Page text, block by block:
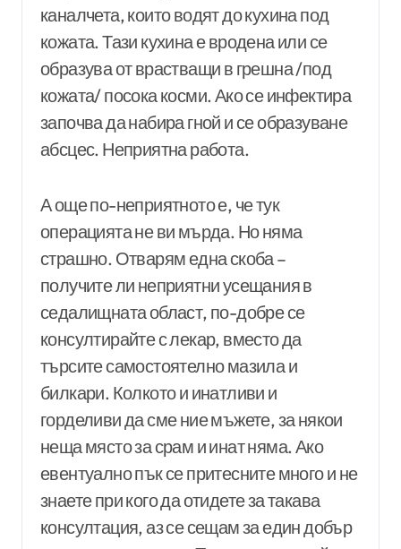
каналчета, които водят до кухина под
кожата. Тази кухина е вродена или се
образува от врастващи в грешна /под
кожата/ посока косми. Ако се инфектира
започва да набира гной и се образуване
абсцес. Неприятна работа.
А още по-неприятното е, че тук
операцията не ви мърда. Но няма
страшно. Отварям една скоба –
получите ли неприятни усещания в
седалищната област, по-добре се
консултирайте с лекар, вместо да
търсите самостоятелно мазила и
билкари. Колкото и инатливи и
горделиви да сме ние мъжете, за някои
неща място за срам и инат няма. Ако
евентуално пък се притесните много и не
знаете при кого да отидете за такава
консултация, аз се сещам за един добър